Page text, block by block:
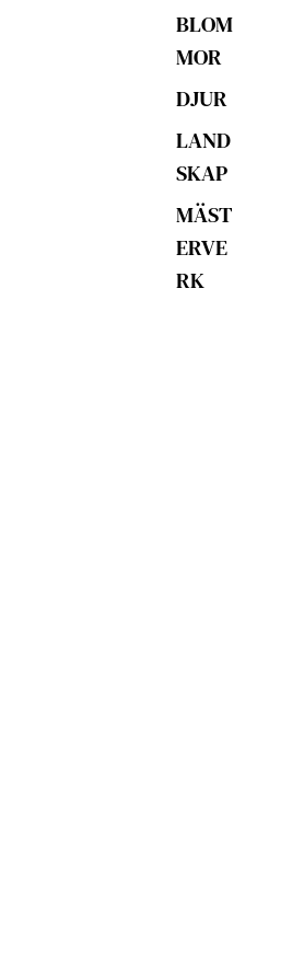
BLOM
MOR
DJUR
LAND
SKAP
MÄST
ERVE
RK